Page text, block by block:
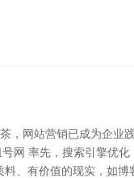
，网站营销已成为企
网 率先，搜索引擎优
、有价值的现实，如